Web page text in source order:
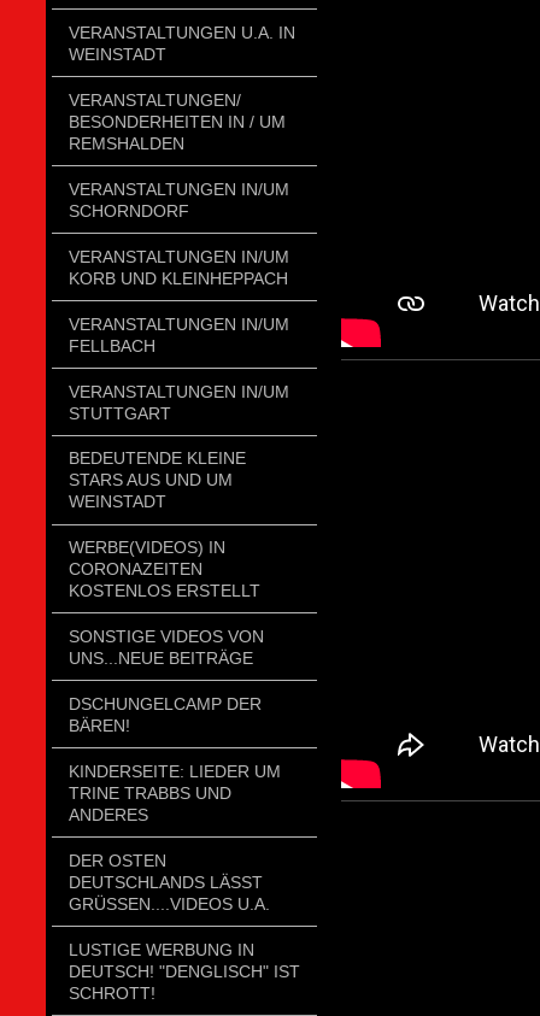
VERANSTALTUNGEN U.A. IN
WEINSTADT
VERANSTALTUNGEN/
BESONDERHEITEN IN / UM
REMSHALDEN
VERANSTALTUNGEN IN/UM
SCHORNDORF
VERANSTALTUNGEN IN/UM
KORB UND KLEINHEPPACH
VERANSTALTUNGEN IN/UM
FELLBACH
VERANSTALTUNGEN IN/UM
STUTTGART
BEDEUTENDE KLEINE
STARS AUS UND UM
WEINSTADT
WERBE(VIDEOS) IN
CORONAZEITEN
KOSTENLOS ERSTELLT
SONSTIGE VIDEOS VON
UNS...NEUE BEITRÄGE
DSCHUNGELCAMP DER
BÄREN!
KINDERSEITE: LIEDER UM
TRINE TRABBS UND
ANDERES
DER OSTEN
DEUTSCHLANDS LÄSST
GRÜSSEN....VIDEOS U.A.
LUSTIGE WERBUNG IN
DEUTSCH! "DENGLISCH" IST
SCHROTT!